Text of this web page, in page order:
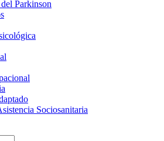
Parkinson
Sociosanitaria